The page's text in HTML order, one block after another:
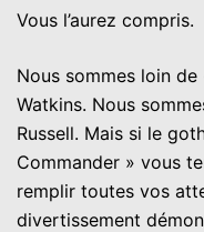
Vous l’aurez compris.
Nous sommes loin
Watkins. Nous
Russell. Mais si le
Commander » vous
remplir toutes vos
divertissement